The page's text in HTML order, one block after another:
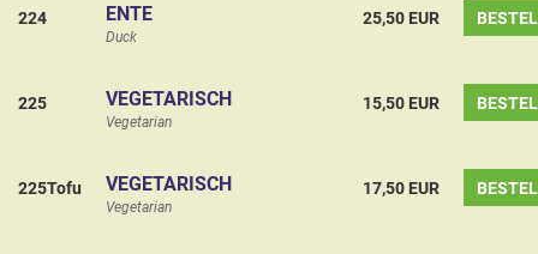
224 ENTE
Duck
25,50 EUR
225 VEGETARISCH
Vegetarian
15,50 EUR
225Tofu VEGETARISCH
Vegetarian
17,50 EUR